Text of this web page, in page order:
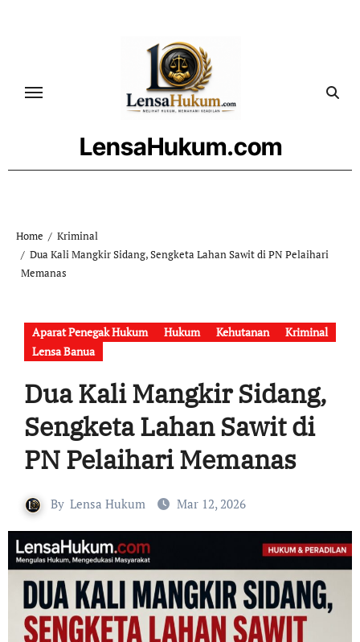
LensaHukum.com
Home
Kriminal
Dua Kali Mangkir Sidang, Sengketa Lahan Sawit di PN Pelaihari
Memanas
Aparat Penegak Hukum Hukum Kehutanan
Kriminal
Lensa Banua
Dua Kali Mangkir Sidang,
Sengketa Lahan Sawit di
PN Pelaihari Memanas
By Lensa Hukum Mar 12, 2026